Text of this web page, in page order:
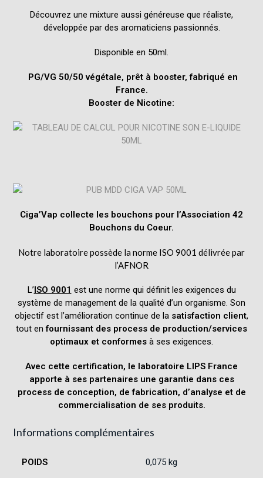
Découvrez une mixture aussi généreuse que réaliste,
développée par des aromaticiens passionnés.
Disponible en 50ml.
PG/VG 50/50 végétale, prêt à booster, fabriqué en
France.
Booster de Nicotine:
Ciga’Vap collecte les bouchons pour l’Association 42
Bouchons du Coeur.
Notre laboratoire possède la norme ISO 9001 délivrée par
l’AFNOR
L’ISO 9001 est une norme qui définit les exigences du
système de management de la qualité d’un organisme. Son
objectif est l’amélioration continue de la satisfaction client,
tout enfournissant des process de production/services
optimaux et conformes à ses exigences.
Avec cette certification, le laboratoire LIPS France
apporte à ses partenaires une garantie dans ces
process de conception, de fabrication, d’analyse et de
commercialisation de ses produits.
Informations complémentaires
POIDS
0,075 kg